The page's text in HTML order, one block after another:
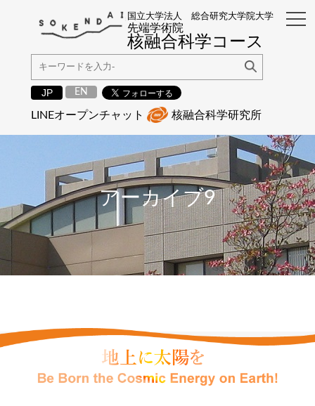
国立大学法人 総合研究大学院大学
先端学術院
核融合科学コース
JP EN
LINEオープンチャット 核融合科学研究所
アーカイブ9